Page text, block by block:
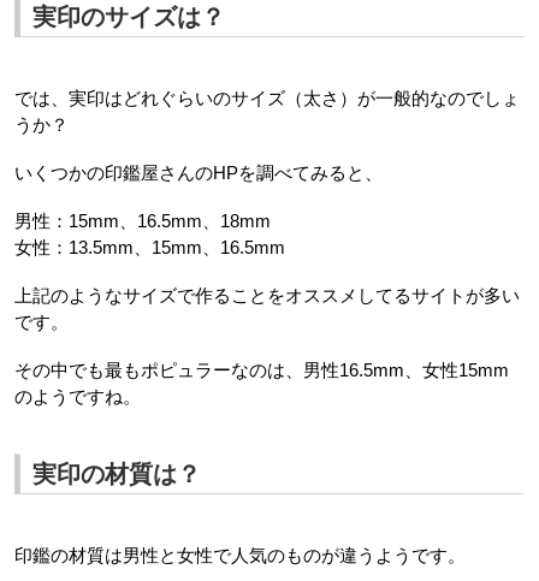
実印のサイズは？
では、実印はどれぐらいのサイズ（太さ）が一般的なのでしょ
うか？
いくつかの印鑑屋さんのHPを調べてみると、
男性：15mm、16.5mm、18mm
女性：13.5mm、15mm、16.5mm
上記のようなサイズで作ることをオススメしてるサイトが多い
です。
その中でも最もポピュラーなのは、男性16.5mm、女性15mm
のようですね。
実印の材質は？
印鑑の材質は男性と女性で人気のものが違うようです。